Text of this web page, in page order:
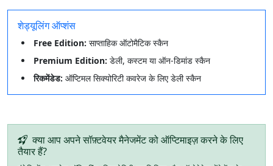
शेड्यूलिंग ऑप्शंस
Free Edition: साप्ताहिक ऑटोमैटिक स्कैन
Premium Edition: डेली, कस्टम या ऑन-डिमांड स्कैन
रिकमेंडेड: ऑप्टिमल सिक्योरिटी कवरेज के लिए डेली स्कैन
क्या आप अपने सॉफ़्टवेयर मैनेजमेंट को ऑप्टिमाइज़ करने के लिए
तैयार हैं?